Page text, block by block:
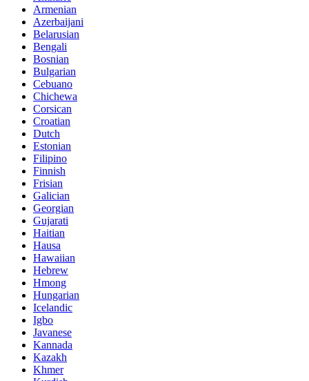
Armenian
Azerbaijani
Belarusian
Bengali
Bosnian
Bulgarian
Cebuano
Chichewa
Corsican
Croatian
Dutch
Estonian
Filipino
Finnish
Frisian
Galician
Georgian
Gujarati
Haitian
Hausa
Hawaiian
Hebrew
Hmong
Hungarian
Icelandic
Igbo
Javanese
Kannada
Kazakh
Khmer